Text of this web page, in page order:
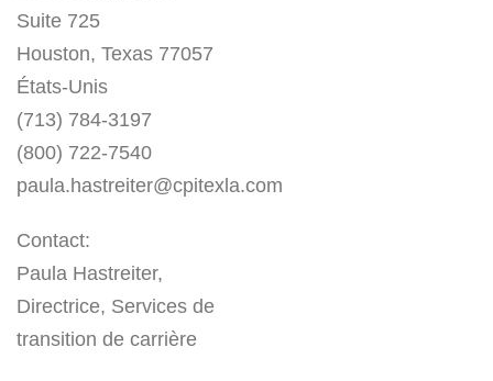
Suite 725
Houston, Texas 77057
États-Unis
(713) 784-3197
(800) 722-7540
paula.hastreiter@cpitexla.com
Contact:
Paula Hastreiter,
Directrice, Services de
transition de carrière